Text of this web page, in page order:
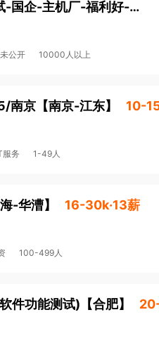
车身域功能测试-功能测试-国企-主机厂-福利好-反馈快
公开 10000人以上
南京 【南京-江东】 10-
服务 1-49人
海-华漕】 16-30k·13薪
100-499人
件功能测试) 【合肥】